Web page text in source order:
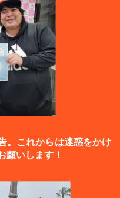
。これからは迷惑をかけ
願いします！